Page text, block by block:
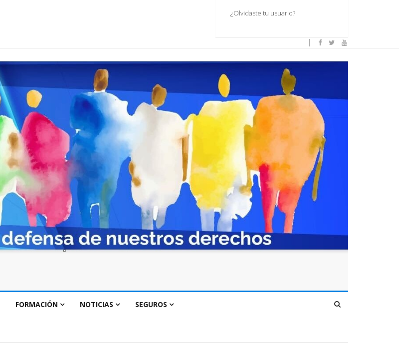
¿Olvidaste tu usuario?
FORMACIÓN NOTICIAS SEGUROS